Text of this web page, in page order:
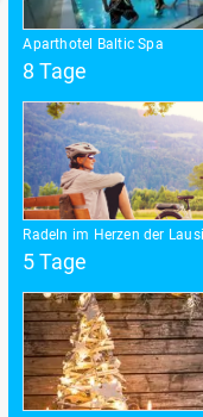
Aparthotel Baltic Spa
8 Tage
Radeln im Herzen der
5 Tage